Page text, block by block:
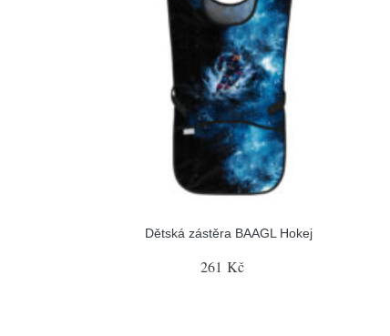
Dětská zástěra BAAGL Hokej
261 Kč